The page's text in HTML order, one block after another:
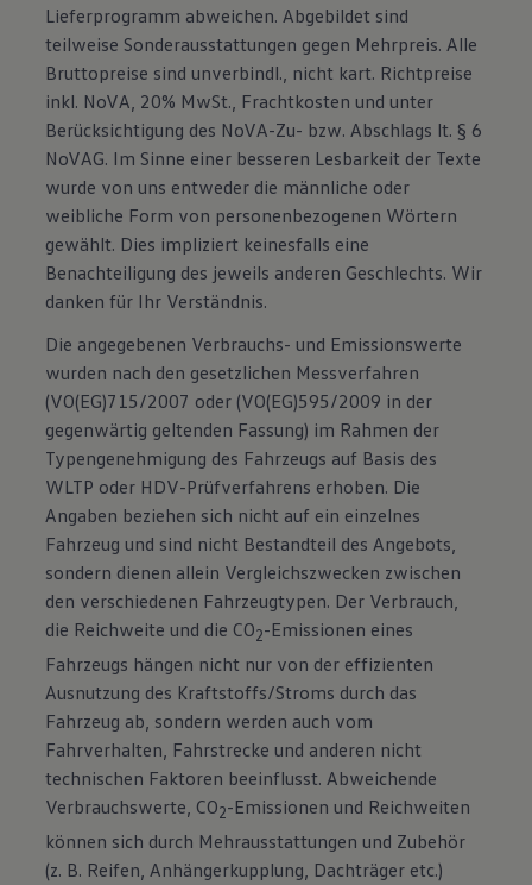
Lieferprogramm abweichen. Abgebildet sind
teilweise Sonderausstattungen gegen Mehrpreis. Alle
Bruttopreise sind unverbindl., nicht kart. Richtpreise
inkl. NoVA, 20% MwSt., Frachtkosten und unter
Berücksichtigung des NoVA-Zu- bzw. Abschlags lt. § 6
NoVAG. Im Sinne einer besseren Lesbarkeit der Texte
wurde von uns entweder die männliche oder
weibliche Form von personenbezogenen Wörtern
gewählt. Dies impliziert keinesfalls eine
Benachteiligung des jeweils anderen Geschlechts. Wir
danken für Ihr Verständnis.
Die angegebenen Verbrauchs- und Emissionswerte
wurden nach den gesetzlichen Messverfahren
(VO(EG)715/2007 oder (VO(EG)595/2009 in der
gegenwärtig geltenden Fassung) im Rahmen der
Typengenehmigung des Fahrzeugs auf Basis des
WLTP oder HDV-Prüfverfahrens erhoben. Die
Angaben beziehen sich nicht auf ein einzelnes
Fahrzeug und sind nicht Bestandteil des Angebots,
sondern dienen allein Vergleichszwecken zwischen
den verschiedenen Fahrzeugtypen. Der Verbrauch,
die Reichweite und die CO2-Emissionen eines
Fahrzeugs hängen nicht nur von der effizienten
Ausnutzung des Kraftstoffs/Stroms durch das
Fahrzeug ab, sondern werden auch vom
Fahrverhalten, Fahrstrecke und anderen nicht
technischen Faktoren beeinflusst. Abweichende
Verbrauchswerte, CO2-Emissionen und Reichweiten
können sich durch Mehrausstattungen und Zubehör
(z. B. Reifen, Anhängerkupplung, Dachträger etc.)